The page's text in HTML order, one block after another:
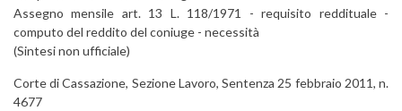
Assegno mensile art. 13 L. 118/1971 - requisito reddituale -
computo del reddito del coniuge - necessità
(Sintesi non ufficiale)
Corte di Cassazione, Sezione Lavoro, Sentenza 25 febbraio 2011, n.
4677